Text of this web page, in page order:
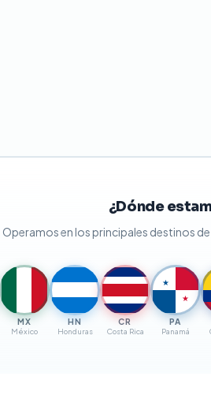
¿Dónde
Operamos en los principales destinos de
MX
México
HN
Honduras
CR
Costa Rica
★
★
PA
Panamá